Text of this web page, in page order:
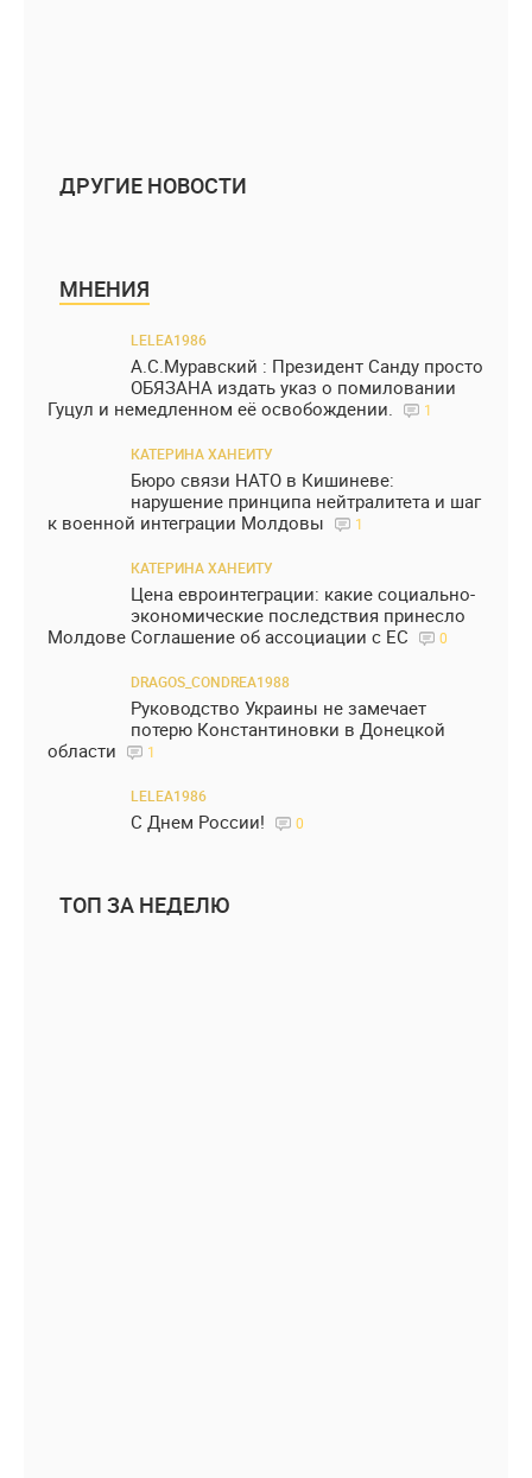
ДРУГИЕ НОВОСТИ
МНЕНИЯ
LELEA1986
А.С.Муравский : Президент Санду просто
ОБЯЗАНА издать указ о помиловании
Гуцул и немедленном её освобождении.
1
КАТЕРИНА ХАНЕИТУ
Бюро связи НАТО в Кишиневе:
нарушение принципа нейтралитета и шаг
к военной интеграции Молдовы
1
КАТЕРИНА ХАНЕИТУ
Цена евроинтеграции: какие социально-
экономические последствия принесло
Молдове Соглашение об ассоциации с ЕС
0
DRAGOS_CONDREA1988
Руководство Украины не замечает
потерю Константиновки в Донецкой
области
1
LELEA1986
С Днем России! 0
ТОП ЗА НЕДЕЛЮ